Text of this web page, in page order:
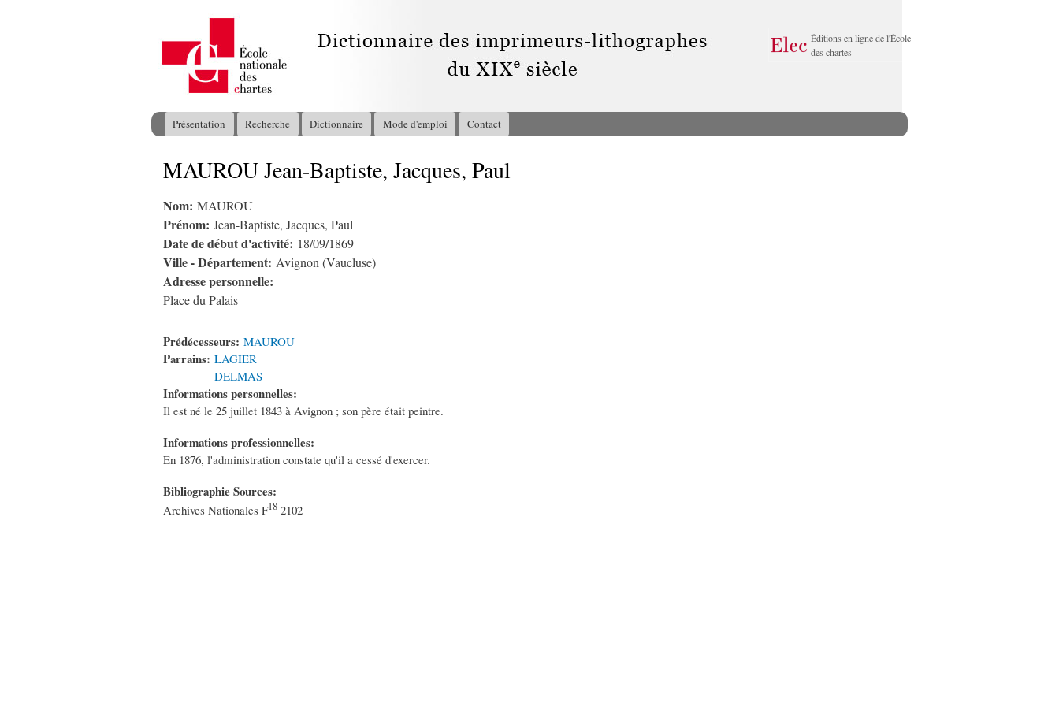
principal
Éditions en ligne de l'École
des chartes
Menu principal
Présentation Recherche Dictionnaire Mode d'emploi Contact
Vous êtes ici
MAUROU Jean-Baptiste, Jacques, Paul
Nom: MAUROU
Prénom: Jean-Baptiste, Jacques, Paul
Date de début d'activité: 18/09/1869
Ville - Département: Avignon (Vaucluse)
Adresse personnelle:
Place du Palais
Prédécesseurs: MAUROU
Parrains: LAGIER
DELMAS
Informations personnelles:
Il est né le 25 juillet 1843 à Avignon ; son père était peintre.
Informations professionnelles:
En 1876, l'administration constate qu'il a cessé d'exercer.
Bibliographie Sources:
Archives Nationales F18 2102